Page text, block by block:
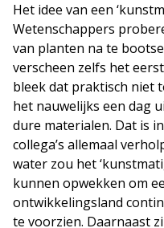
Het idee van een
Wetenschappers
van planten na te
verscheen zelfs het
bleek dat praktisch niet
het nauwelijks een dag
dure materialen. Dat is
collega’s allemaal
water zou het
kunnen opwekken om
ontwikkelingsland
te voorzien. Daarnaast